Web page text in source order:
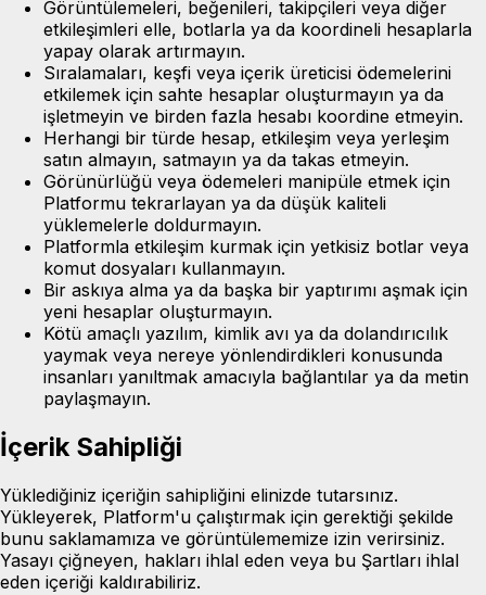
Görüntülemeleri, beğenileri, takipçileri veya diğer
etkileşimleri elle, botlarla ya da koordineli hesaplarla
yapay olarak artırmayın.
Sıralamaları, keşfi veya içerik üreticisi ödemelerini
etkilemek için sahte hesaplar oluşturmayın ya da
işletmeyin ve birden fazla hesabı koordine etmeyin.
Herhangi bir türde hesap, etkileşim veya yerleşim
satın almayın, satmayın ya da takas etmeyin.
Görünürlüğü veya ödemeleri manipüle etmek için
Platformu tekrarlayan ya da düşük kaliteli
yüklemelerle doldurmayın.
Platformla etkileşim kurmak için yetkisiz botlar veya
komut dosyaları kullanmayın.
Bir askıya alma ya da başka bir yaptırımı aşmak için
yeni hesaplar oluşturmayın.
Kötü amaçlı yazılım, kimlik avı ya da dolandırıcılık
yaymak veya nereye yönlendirdikleri konusunda
insanları yanıltmak amacıyla bağlantılar ya da metin
paylaşmayın.
İçerik Sahipliği
Yüklediğiniz içeriğin sahipliğini elinizde tutarsınız.
Yükleyerek, Platform'u çalıştırmak için gerektiği şekilde
bunu saklamamıza ve görüntülememize izin verirsiniz.
Yasayı çiğneyen, hakları ihlal eden veya bu Şartları ihlal
eden içeriği kaldırabiliriz.